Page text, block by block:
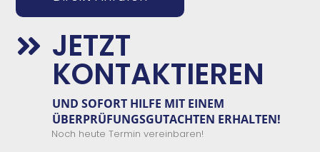
 JETZT
KONTAKTIEREN
UND SOFORT HILFE MIT EINEM
ÜBERPRÜFUNGSGUTACHTEN ERHALTEN!
Noch heute Termin vereinbaren!